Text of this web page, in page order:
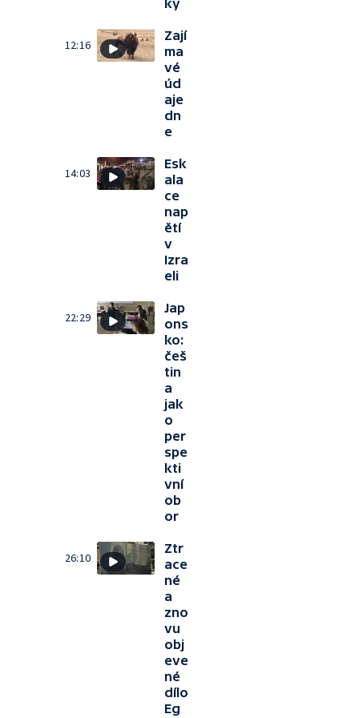
ky
12:16
Zají
ma
vé
úd
aje
dn
e
14:03
Esk
ala
ce
nap
ětí
v
Izra
eli
22:29
Jap
ons
ko:
češ
tin
a
jak
o
per
spe
kti
vní
ob
or
26:10
Ztr
ace
né
a
zno
vu
obj
eve
né
dílo
Eg